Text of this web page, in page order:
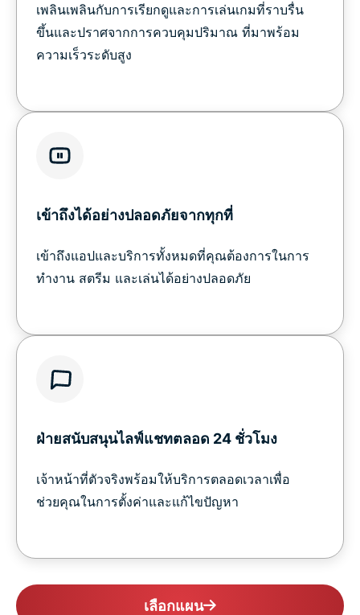
เพลินเพลินกับการเรียกดูและการเล่นเกมที่ราบรื่น
ขึ้นและปราศจากการควบคุมปริมาณ ที่มาพร้อม
ความเร็วระดับสูง
เข้าถึงได้อย่างปลอดภัยจากทุกที่
เข้าถึงแอปและบริการทั้งหมดที่คุณต้องการในการ
ทำงาน สตรีม และเล่นได้อย่างปลอดภัย
ฝ่ายสนับสนุนไลฟ์แชทตลอด 24 ชั่วโมง
เจ้าหน้าที่ตัวจริงพร้อมให้บริการตลอดเวลาเพื่อ
ช่วยคุณในการตั้งค่าและแก้ไขปัญหา
เลือกแผน